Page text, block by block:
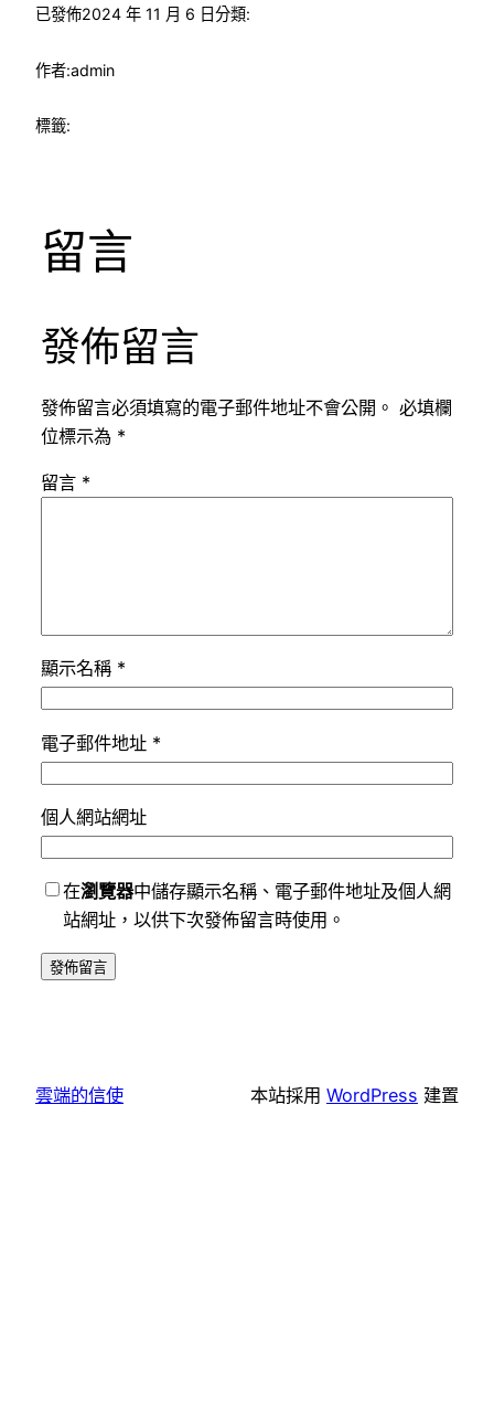
已發佈2024 年 11 月 6 日分類:
作者:admin
標籤:
留言
發佈留言
發佈留言必須填寫的電子郵件地址不會公開。 必填欄
位標示為 *
留言 *
顯示名稱 *
電子郵件地址 *
個人網站網址
在瀏覽器中儲存顯示名稱、電子郵件地址及個人網
站網址，以供下次發佈留言時使用。
雲端的信使 本站採用 WordPress 建置